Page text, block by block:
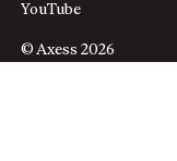
YouTube
© Axess 2026